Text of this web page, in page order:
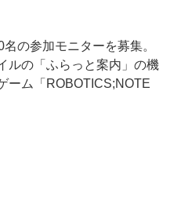
の参加モニターを募集。
ルの「ふらっと案内」の機
ーム「ROBOTICS;NOTE